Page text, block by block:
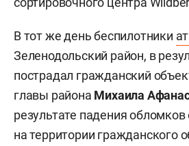
В тот же день беспилотники
Зеленодольский район, в
пострадал гражданский
главы района Михаила
результате падения
на территории гражданского